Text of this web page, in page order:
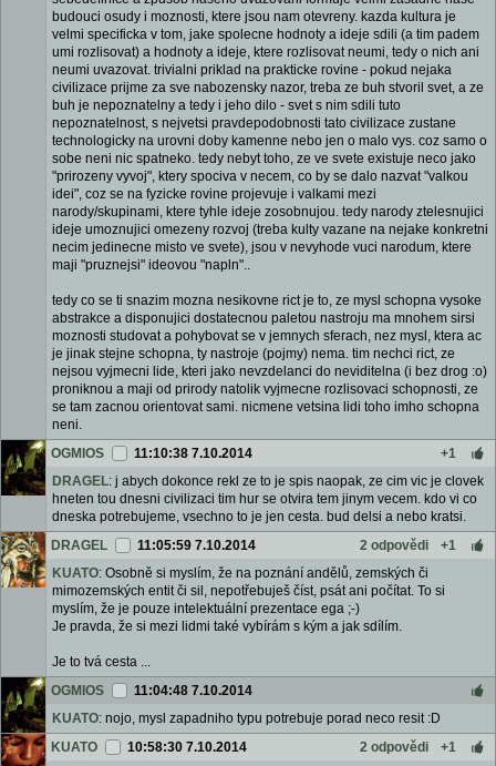
budouci osudy i moznosti, ktere jsou nam otevreny. kazda kultura je
velmi specificka v tom, jake spolecne hodnoty a ideje sdili (a tim padem
umi rozlisovat) a hodnoty a ideje, ktere rozlisovat neumi, tedy o nich ani
neumi uvazovat. trivialni priklad na prakticke rovine - pokud nejaka
civilizace prijme za sve nabozensky nazor, treba ze buh stvoril svet, a ze
buh je nepoznatelny a tedy i jeho dilo - svet s nim sdili tuto
nepoznatelnost, s nejvetsi pravdepodobnosti tato civilizace zustane
technologicky na urovni doby kamenne nebo jen o malo vys. coz samo o
sobe neni nic spatneko. tedy nebyt toho, ze ve svete existuje neco jako
"prirozeny vyvoj", ktery spociva v necem, co by se dalo nazvat "valkou
idei", coz se na fyzicke rovine projevuje i valkami mezi
narody/skupinami, ktere tyhle ideje zosobnujou. tedy narody ztelesnujici
ideje umoznujici omezeny rozvoj (treba kulty vazane na nejake konkretni
necim jedinecne misto ve svete), jsou v nevyhode vuci narodum, ktere
maji "pruznejsi" ideovou "napln"..
tedy co se ti snazim mozna nesikovne rict je to, ze mysl schopna vysoke
abstrakce a disponujici dostatecnou paletou nastroju ma mnohem sirsi
moznosti studovat a pohybovat se v jemnych sferach, nez mysl, ktera ac
je jinak stejne schopna, ty nastroje (pojmy) nema. tim nechci rict, ze
nejsou vyjmecni lide, kteri jako nevzdelanci do neviditelna (i bez drog :o)
proniknou a maji od prirody natolik vyjmecne rozlisovaci schopnosti, ze
se tam zacnou orientovat sami. nicmene vetsina lidi toho imho schopna
neni.
OGMIOS
11:10:38 7.10.2014
+1
DRAGEL: j abych dokonce rekl ze to je spis naopak, ze cim vic je clovek
hneten tou dnesni civilizaci tim hur se otvira tem jinym vecem. kdo vi co
dneska potrebujeme, vsechno to je jen cesta. bud delsi a nebo kratsi.
DRAGEL
11:05:59 7.10.2014 2 odpovědi
+1
KUATO: Osobně si myslím, že na poznání andělů, zemských či
mimozemských entit či sil, nepotřebuješ číst, psát ani počítat. To si
myslím, že je pouze intelektuální prezentace ega ;-)
Je pravda, že si mezi lidmi také vybírám s kým a jak sdílím.
Je to tvá cesta ...
OGMIOS
11:04:48 7.10.2014
KUATO: nojo, mysl zapadniho typu potrebuje porad neco resit :D
KUATO
10:58:30 7.10.2014 2 odpovědi
+1